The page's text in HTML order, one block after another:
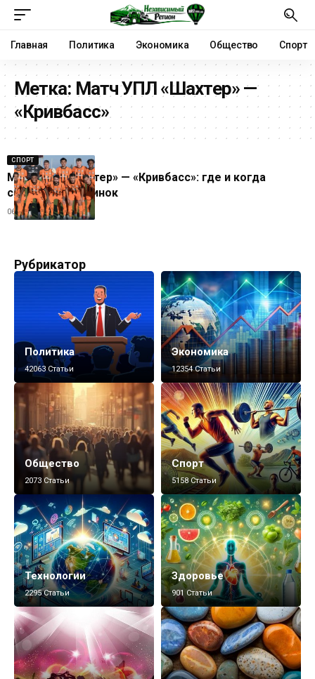
Главная Политика Экономика Общество Спорт
Метка: Матч УПЛ «Шахтер» —
«Кривбасс»
СПОРТ
Матч УПЛ «Шахтер» — «Кривбасс»: где и когда
смотреть поединок
06.03.2025
Рубрикатор
Политика
42063 Статьи
Экономика
12354 Статьи
Общество
2073 Статьи
Спорт
5158 Статьи
Технологии
2295 Статьи
Здоровье
901 Статьи